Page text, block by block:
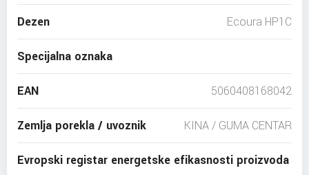
Dezen Ecoura HP1C
Specijalna oznaka
EAN 5060408168042
Zemlja porekla / uvoznik KINA / GUMA CENTAR
Evropski registar energetske efikasnosti proizvoda